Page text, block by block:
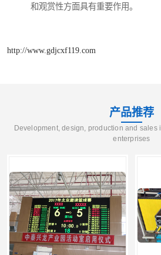
和观赏性方面具有重要作用。
http://www.gdjcxf119.com
产品推荐
Development, design, production and sales
enterprises